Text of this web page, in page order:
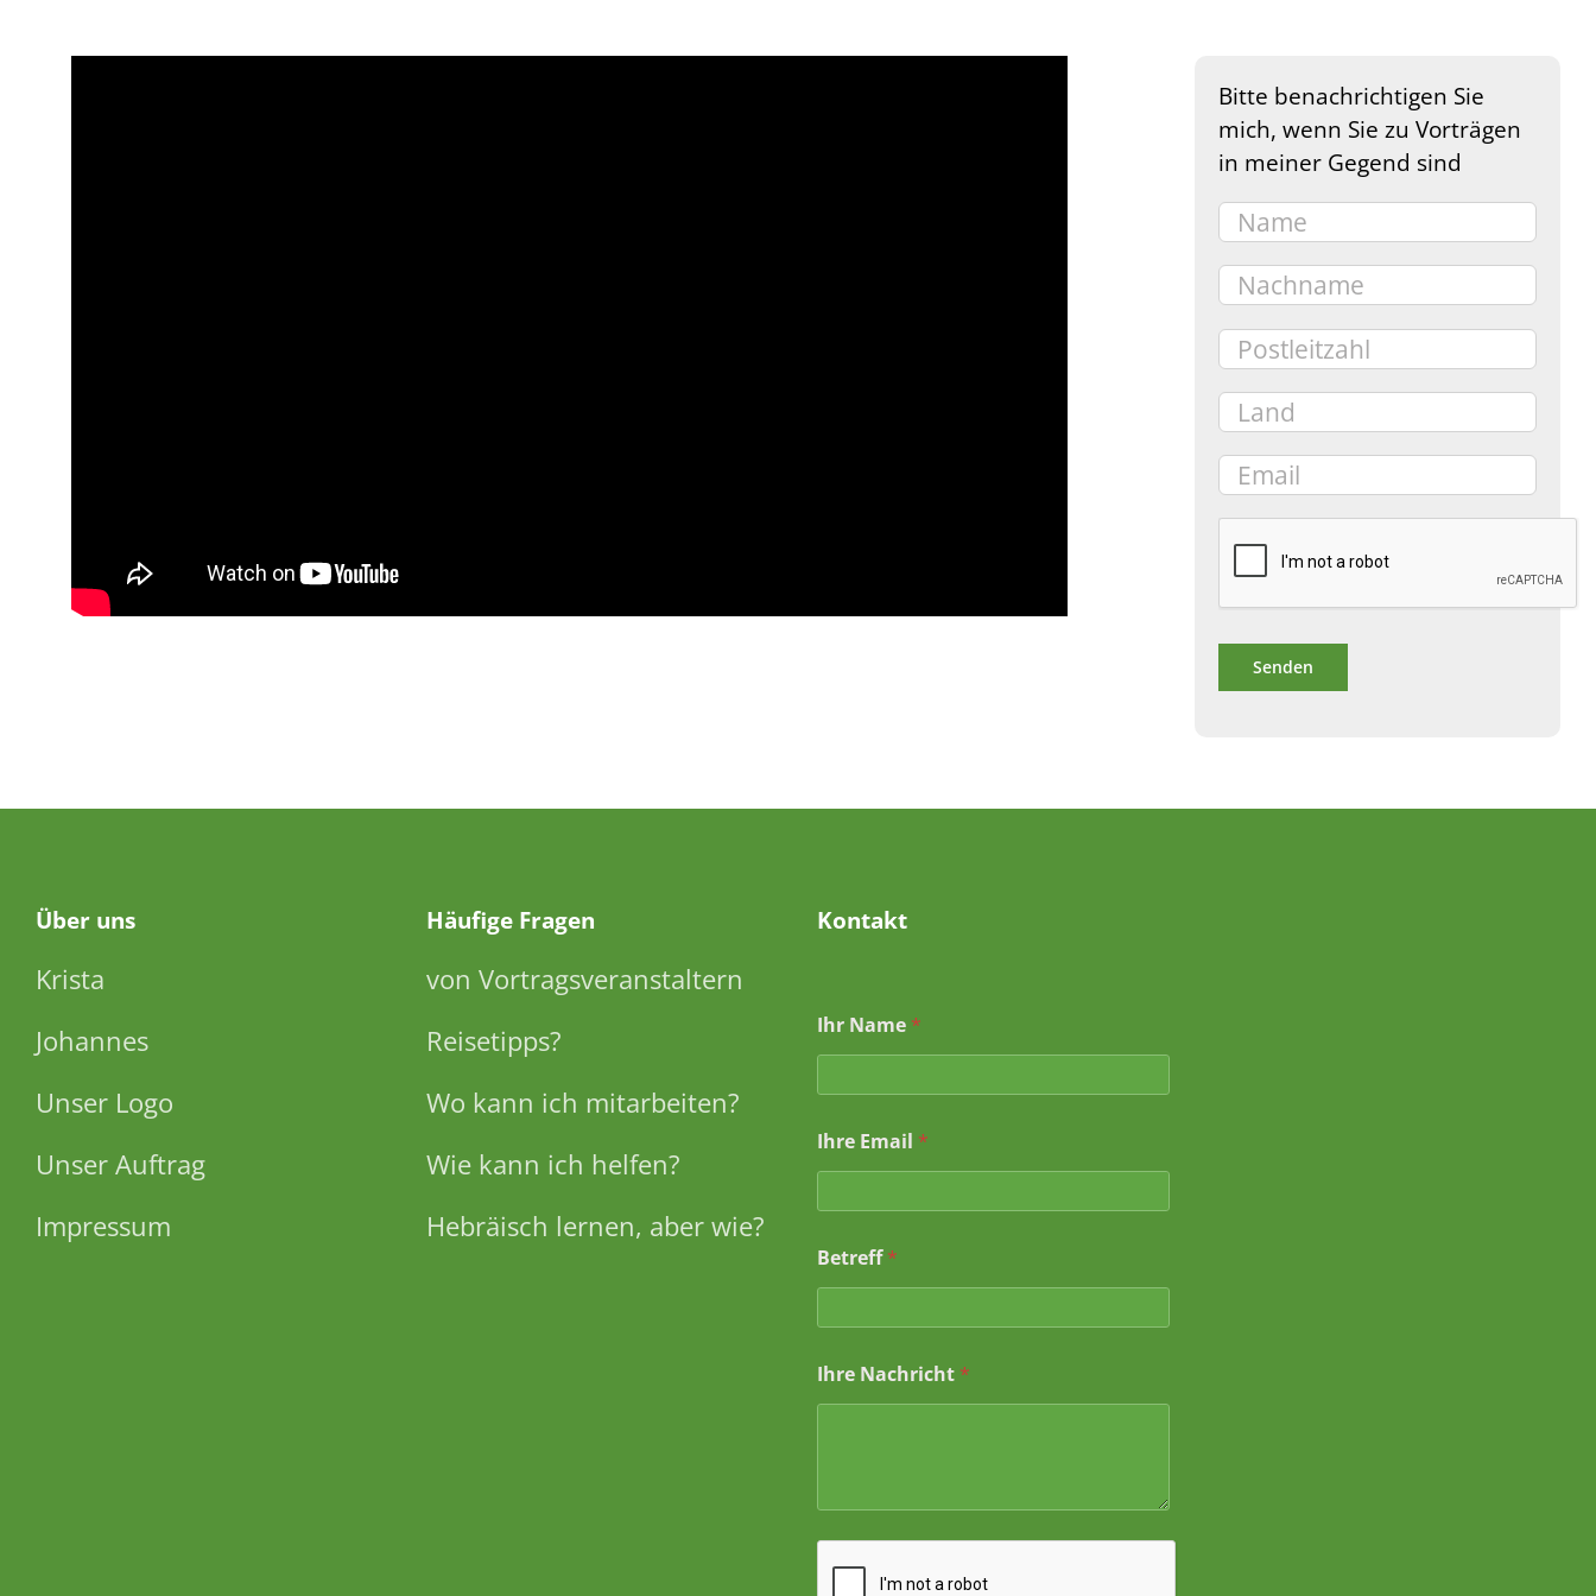
Bitte benachrichtigen Sie
mich, wenn Sie zu Vorträgen
in meiner Gegend sind
Über uns
Krista
Johannes
Unser Logo
Unser Auftrag
Impressum
Häufige Fragen
von Vortragsveranstaltern
Reisetipps?
Wo kann ich mitarbeiten?
Wie kann ich helfen?
Hebräisch lernen, aber wie?
Kontakt
Ihr Name *
Ihre Email *
a
c
r
c
h
e
Betreff*
Ihre Nachricht *